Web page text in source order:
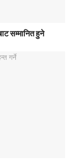
सम्मानित हुने